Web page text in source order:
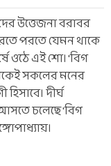
উত্তেজনা বরাবর
পরতে যেমন থাকে
ওঠে এই শো। 'বিগ
সকলের মনের
দীর্ঘ
চলেছে 'বিগ